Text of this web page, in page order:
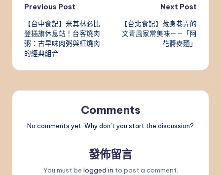
Post
navigation
Previous Post
【台中食記】米其林必比
登插旗休息站！台客燒肉
粥：古早味肉粥與紅燒肉
的經典組合
Next Post
【台北食記】藏身巷弄的
文青風家常美味——「阿
花蕎麥麵」
Comments
No comments yet. Why don’t you start the discussion?
發佈留言
You must be logged in to post a comment.